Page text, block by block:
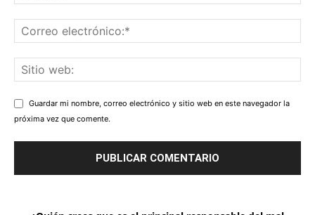
Guardar mi nombre, correo electrónico y sitio web en este navegador la
próxima vez que comente.